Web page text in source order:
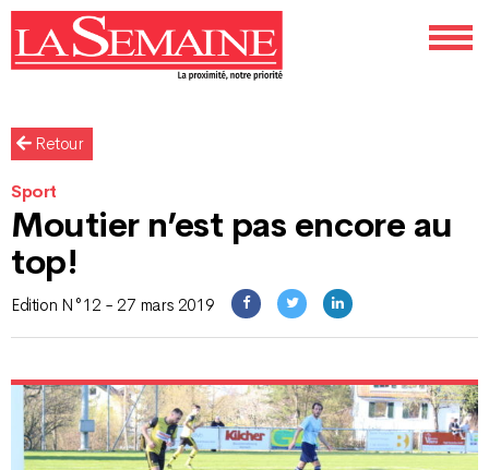
Retour
Sport
Moutier n’est pas encore au
top!
Edition N°12 - 27 mars 2019